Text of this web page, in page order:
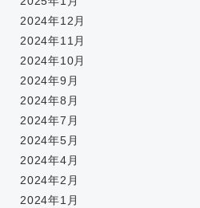
2024年12月
2024年11月
2024年10月
2024年9月
2024年8月
2024年7月
2024年5月
2024年4月
2024年2月
2024年1月